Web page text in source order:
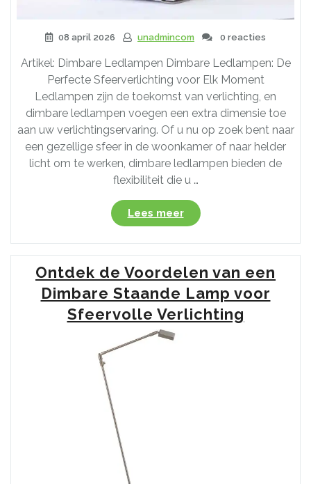
08 april 2026 unadmincom 0 reacties
Artikel: Dimbare Ledlampen Dimbare Ledlampen: De
Perfecte Sfeerverlichting voor Elk Moment
Ledlampen zijn de toekomst van verlichting, en
dimbare ledlampen voegen een extra dimensie toe
aan uw verlichtingservaring. Of u nu op zoek bent naar
een gezellige sfeer in de woonkamer of naar helder
licht om te werken, dimbare ledlampen bieden de
flexibiliteit die u …
Lees meer“Ontdek
de
Voordelen
van
Dimbare
Ledlampen
voor
Sfeervolle
Ontdek de Voordelen van een
Dimbare Staande Lamp voor
Sfeervolle Verlichting